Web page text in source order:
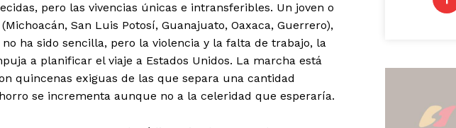
pero las vivencias únicas e intransferibles. Un joven o
San Luis Potosí, Guanajuato, Oaxaca, Guerrero),
ha sido sencilla, pero la violencia y la falta de trabajo, la
a planificar el viaje a Estados Unidos. La marcha está
quincenas exiguas de las que separa una cantidad
se incrementa aunque no a la celeridad que esperaría.